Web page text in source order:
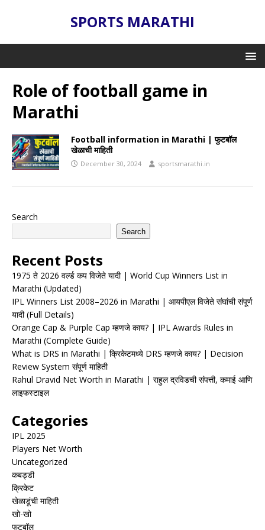
SPORTS MARATHI
Role of football game in
Marathi
Football information in Marathi | फुटबॉल
खेळाची माहिती
December 30, 2024 sportsmarathi.in
Search
Search
Recent Posts
1975 ते 2026 वर्ल्ड कप विजेते यादी | World Cup Winners List in
Marathi (Updated)
IPL Winners List 2008–2026 in Marathi | आयपीएल विजेते संघांची संपूर्ण
यादी (Full Details)
Orange Cap & Purple Cap म्हणजे काय? | IPL Awards Rules in
Marathi (Complete Guide)
What is DRS in Marathi | क्रिकेटमध्ये DRS म्हणजे काय? | Decision
Review System संपूर्ण माहिती
Rahul Dravid Net Worth in Marathi | राहुल द्रविडची संपत्ती, कमाई आणि
लाइफस्टाइल
Categories
IPL 2025
Players Net Worth
Uncategorized
कबड्डी
क्रिकेट
खेळाडूंची माहिती
खो-खो
फुटबॉल